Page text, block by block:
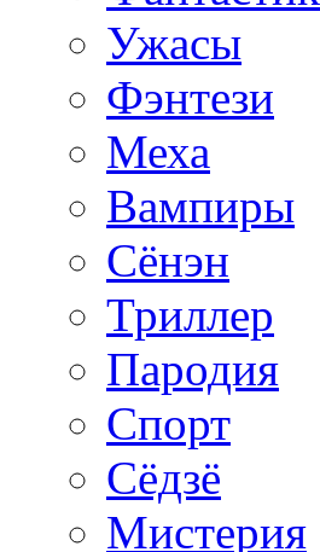
Ужасы
Фэнтези
Меха
Вампиры
Сёнэн
Триллер
Пародия
Спорт
Сёдзё
Мистерия